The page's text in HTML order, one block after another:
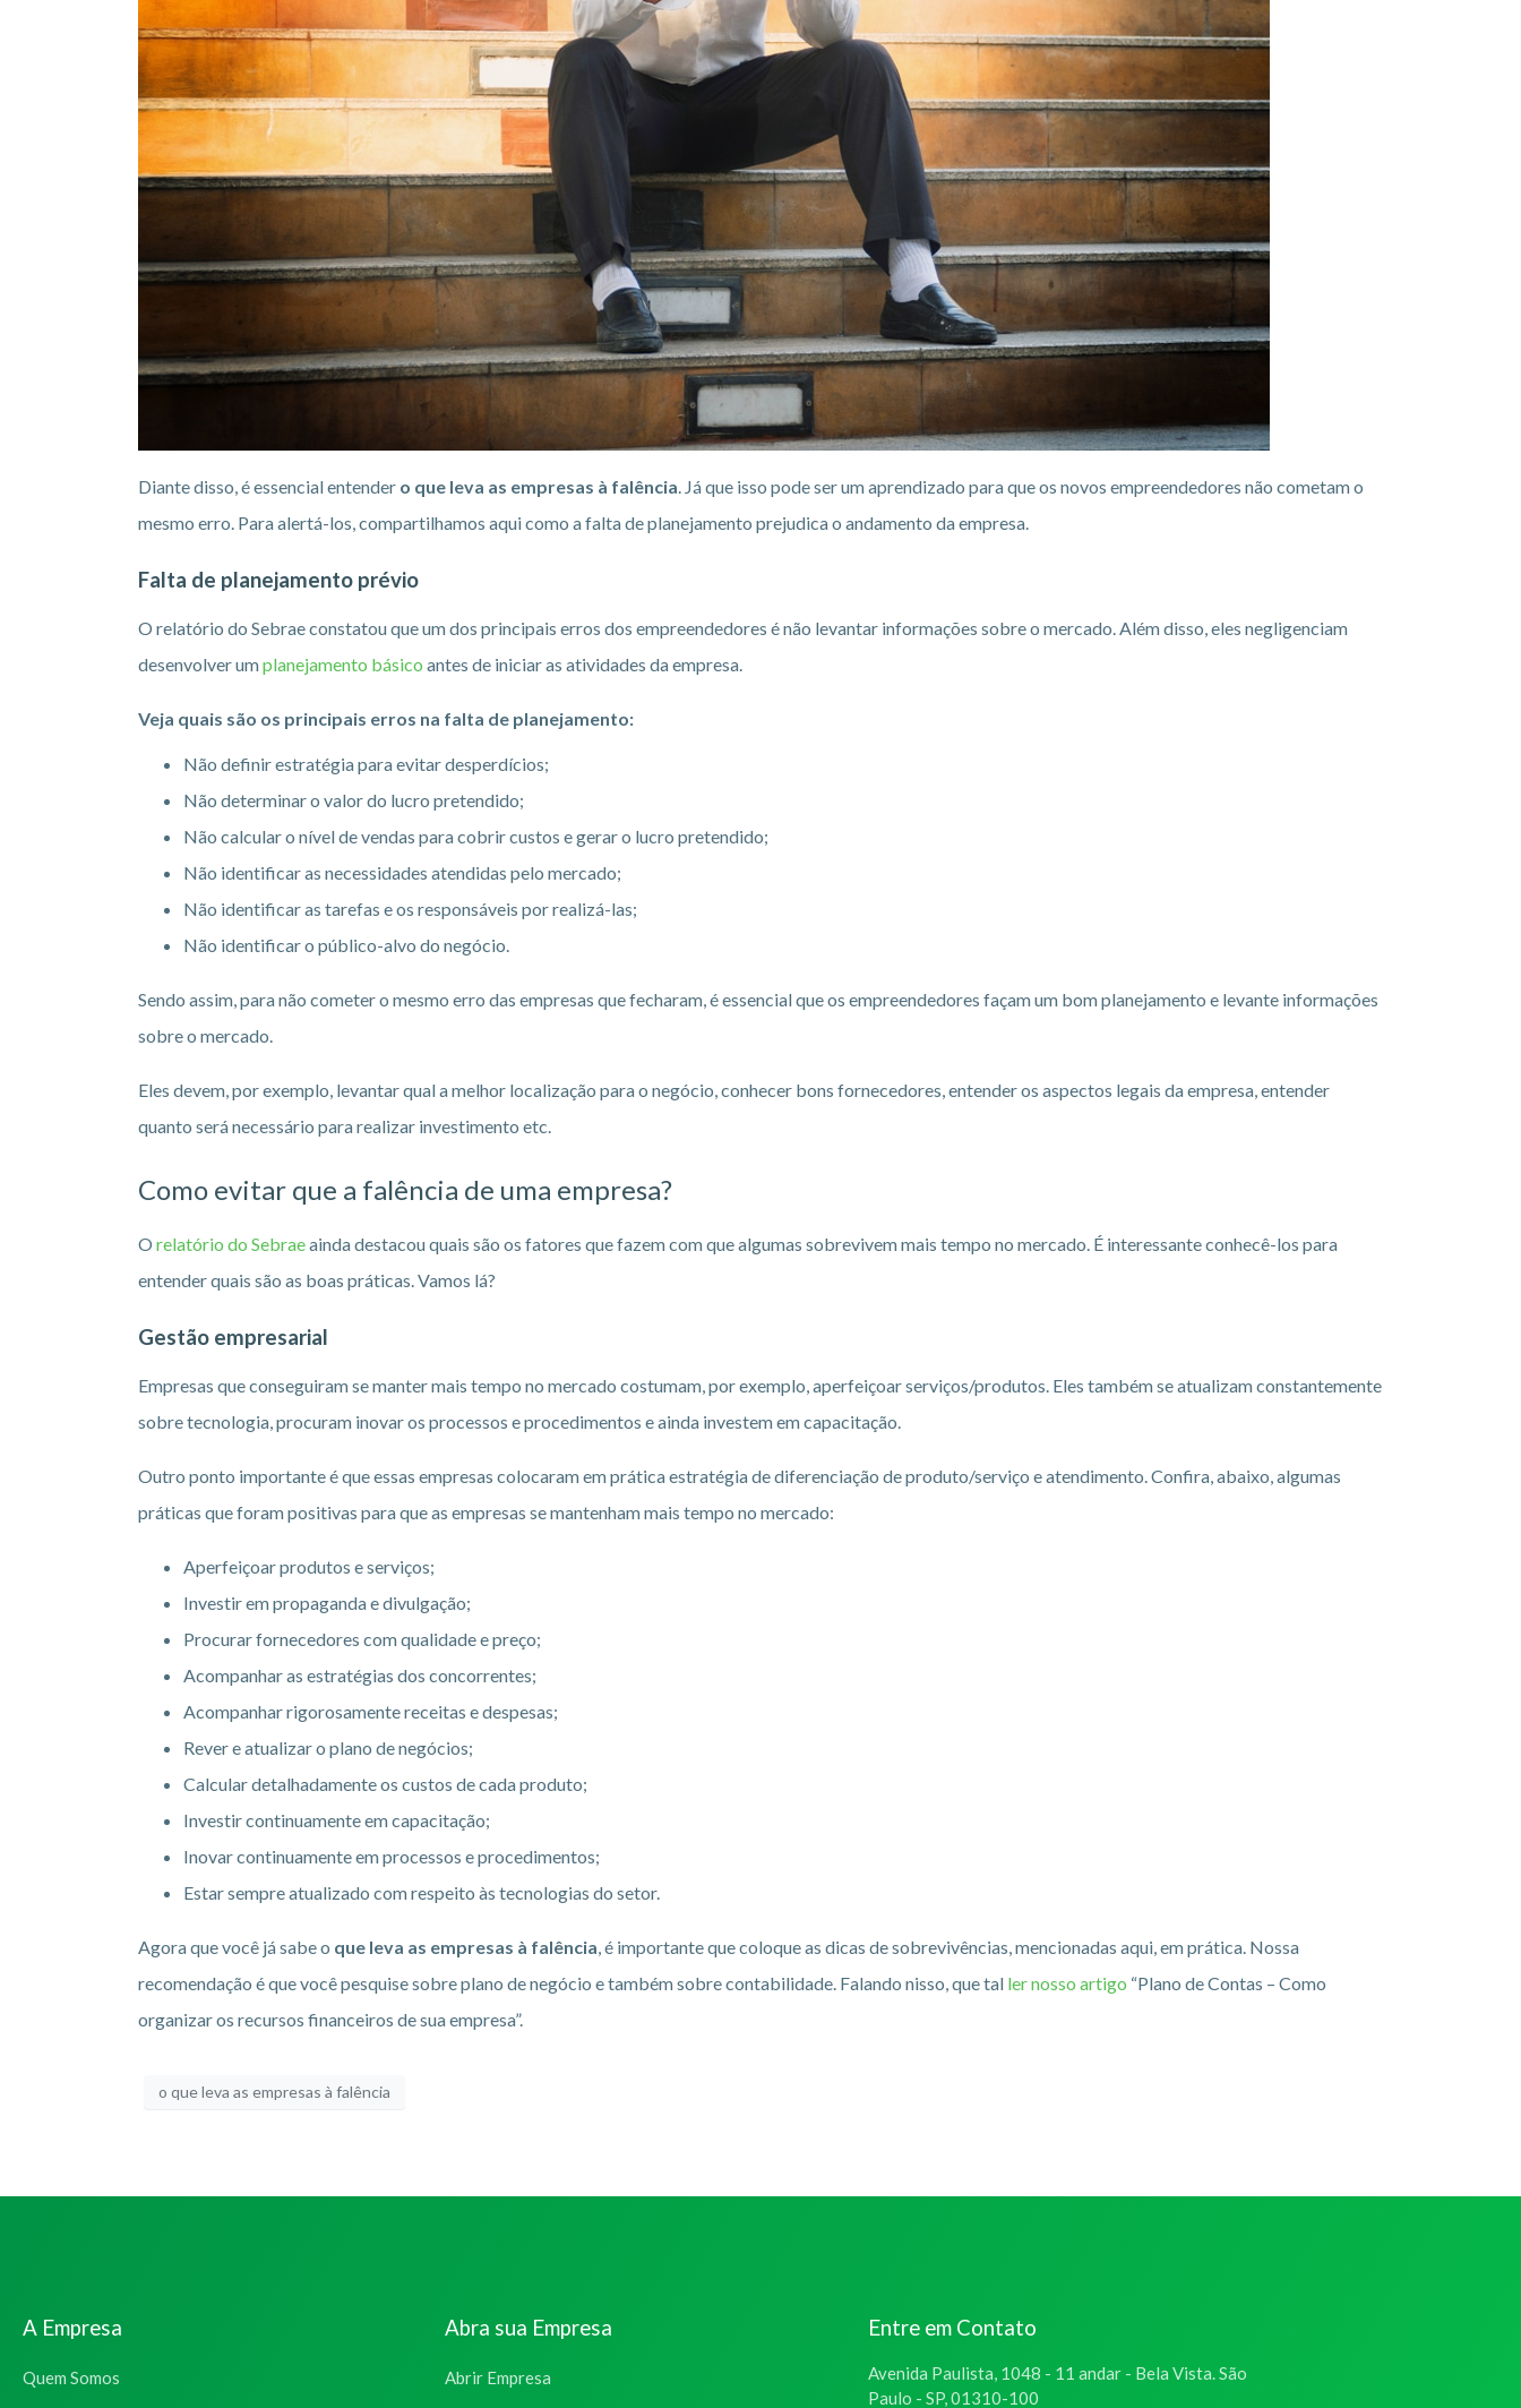
Diante disso, é essencial entender o que leva as empresas à falência. Já que isso pode ser um aprendizado para que os novos empreendedores não cometam o
mesmo erro. Para alertá-los, compartilhamos aqui como a falta de planejamento prejudica o andamento da empresa.
Falta de planejamento prévio
O relatório do Sebrae constatou que um dos principais erros dos empreendedores é não levantar informações sobre o mercado. Além disso, eles negligenciam
desenvolver umplanejamento básico antes de iniciar as atividades da empresa.
Veja quais são os principais erros na falta de planejamento:
Não definir estratégia para evitar desperdícios;
Não determinar o valor do lucro pretendido;
Não calcular o nível de vendas para cobrir custos e gerar o lucro pretendido;
Não identificar as necessidades atendidas pelo mercado;
Não identificar as tarefas e os responsáveis por realizá-las;
Não identificar o público-alvo do negócio.
Sendo assim, para não cometer o mesmo erro das empresas que fecharam, é essencial que os empreendedores façam um bom planejamento e levante informações
sobre o mercado.
Eles devem, por exemplo, levantar qual a melhor localização para o negócio, conhecer bons fornecedores, entender os aspectos legais da empresa, entender
quanto será necessário para realizar investimento etc.
Como evitar que a falência de uma empresa?
O relatório do Sebraeainda destacou quais são os fatores que fazem com que algumas sobrevivem mais tempo no mercado. É interessante conhecê-los para
entender quais são as boas práticas. Vamos lá?
Gestão empresarial
Empresas que conseguiram se manter mais tempo no mercado costumam, por exemplo, aperfeiçoar serviços/produtos. Eles também se atualizam constantemente
sobre tecnologia, procuram inovar os processos e procedimentos e ainda investem em capacitação.
Outro ponto importante é que essas empresas colocaram em prática estratégia de diferenciação de produto/serviço e atendimento. Confira, abaixo, algumas
práticas que foram positivas para que as empresas se mantenham mais tempo no mercado:
Aperfeiçoar produtos e serviços;
Investir em propaganda e divulgação;
Procurar fornecedores com qualidade e preço;
Acompanhar as estratégias dos concorrentes;
Acompanhar rigorosamente receitas e despesas;
Rever e atualizar o plano de negócios;
Calcular detalhadamente os custos de cada produto;
Investir continuamente em capacitação;
Inovar continuamente em processos e procedimentos;
Estar sempre atualizado com respeito às tecnologias do setor.
Agora que você já sabe o que leva as empresas à falência, é importante que coloque as dicas de sobrevivências, mencionadas aqui, em prática. Nossa
recomendação é que você pesquise sobre plano de negócio e também sobre contabilidade. Falando nisso, que tal ler nosso artigo “Plano de Contas – Como
organizar os recursos financeiros de sua empresa”.
o que leva as empresas à falência
A Empresa
Quem Somos
Abra sua Empresa
Abrir Empresa
Entre em Contato
Avenida Paulista, 1048 - 11 andar - Bela Vista. São
Paulo - SP, 01310-100